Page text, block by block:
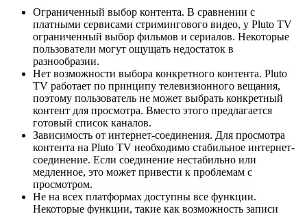
Ограниченный выбор контента. В сравнении с
платными сервисами стримингового видео, у Pluto TV
ограниченный выбор фильмов и сериалов. Некоторые
пользователи могут ощущать недостаток в
разнообразии.
Нет возможности выбора конкретного контента. Pluto
TV работает по принципу телевизионного вещания,
поэтому пользователь не может выбрать конкретный
контент для просмотра. Вместо этого предлагается
готовый список каналов.
Зависимость от интернет-соединения. Для просмотра
контента на Pluto TV необходимо стабильное интернет-
соединение. Если соединение нестабильно или
медленное, это может привести к проблемам с
просмотром.
Не на всех платформах доступны все функции.
Некоторые функции, такие как возможность записи